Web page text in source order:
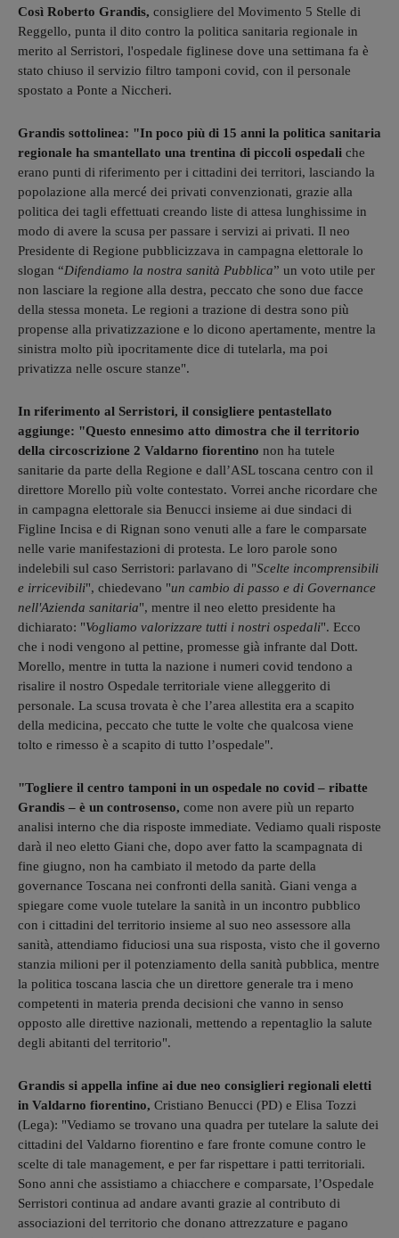
Così Roberto Grandis, consigliere del Movimento 5 Stelle di
Reggello, punta il dito contro la politica sanitaria regionale in
merito al Serristori, l'ospedale figlinese dove una settimana fa è
stato chiuso il servizio filtro tamponi covid, con il personale
spostato a Ponte a Niccheri.
Grandis sottolinea: "In poco più di 15 anni la politica sanitaria
regionale ha smantellato una trentina di piccoli ospedali che
erano punti di riferimento per i cittadini dei territori, lasciando la
popolazione alla mercé dei privati convenzionati, grazie alla
politica dei tagli effettuati creando liste di attesa lunghissime in
modo di avere la scusa per passare i servizi ai privati. Il neo
Presidente di Regione pubblicizzava in campagna elettorale lo
slogan “Difendiamo la nostra sanità Pubblica” un voto utile per
non lasciare la regione alla destra, peccato che sono due facce
della stessa moneta. Le regioni a trazione di destra sono più
propense alla privatizzazione e lo dicono apertamente, mentre la
sinistra molto più ipocritamente dice di tutelarla, ma poi
privatizza nelle oscure stanze".
In riferimento al Serristori, il consigliere pentastellato
aggiunge: "Questo ennesimo atto dimostra che il territorio
della circoscrizione 2 Valdarno fiorentino non ha tutele
sanitarie da parte della Regione e dall’ASL toscana centro con il
direttore Morello più volte contestato. Vorrei anche ricordare che
in campagna elettorale sia Benucci insieme ai due sindaci di
Figline Incisa e di Rignan sono venuti alle a fare le comparsate
nelle varie manifestazioni di protesta. Le loro parole sono
indelebili sul caso Serristori: parlavano di "Scelte incomprensibili
e irricevibili", chiedevano "un cambio di passo e di Governance
nell'Azienda sanitaria", mentre il neo eletto presidente ha
dichiarato: "Vogliamo valorizzare tutti i nostri ospedali". Ecco
che i nodi vengono al pettine, promesse già infrante dal Dott.
Morello, mentre in tutta la nazione i numeri covid tendono a
risalire il nostro Ospedale territoriale viene alleggerito di
personale. La scusa trovata è che l’area allestita era a scapito
della medicina, peccato che tutte le volte che qualcosa viene
tolto e rimesso è a scapito di tutto l’ospedale".
"Togliere il centro tamponi in un ospedale no covid – ribatte
Grandis – è un controsenso, come non avere più un reparto
analisi interno che dia risposte immediate. Vediamo quali risposte
darà il neo eletto Giani che, dopo aver fatto la scampagnata di
fine giugno, non ha cambiato il metodo da parte della
governance Toscana nei confronti della sanità. Giani venga a
spiegare come vuole tutelare la sanità in un incontro pubblico
con i cittadini del territorio insieme al suo neo assessore alla
sanità, attendiamo fiduciosi una sua risposta, visto che il governo
stanzia milioni per il potenziamento della sanità pubblica, mentre
la politica toscana lascia che un direttore generale tra i meno
competenti in materia prenda decisioni che vanno in senso
opposto alle direttive nazionali, mettendo a repentaglio la salute
degli abitanti del territorio".
Grandis si appella infine ai due neo consiglieri regionali eletti
in Valdarno fiorentino, Cristiano Benucci (PD) e Elisa Tozzi
(Lega): "Vediamo se trovano una quadra per tutelare la salute dei
cittadini del Valdarno fiorentino e fare fronte comune contro le
scelte di tale management, e per far rispettare i patti territoriali.
Sono anni che assistiamo a chiacchere e comparsate, l’Ospedale
Serristori continua ad andare avanti grazie al contributo di
associazioni del territorio che donano attrezzature e pagano